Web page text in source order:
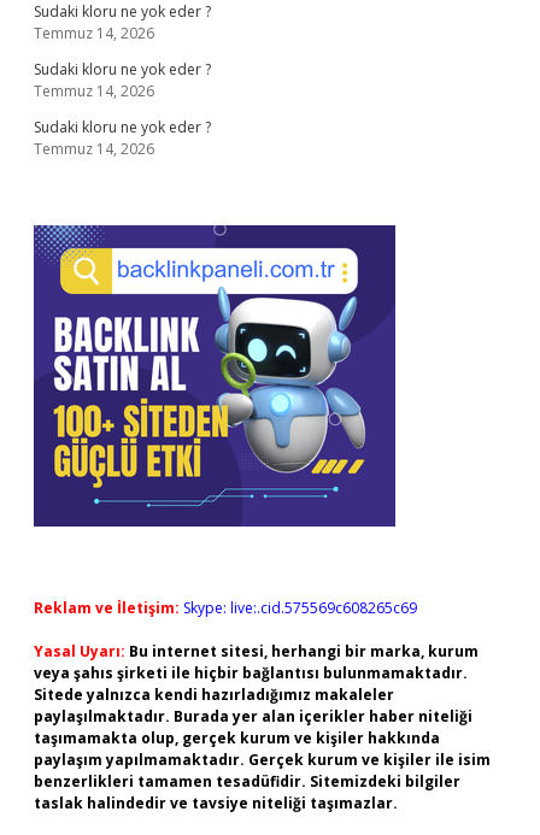
Sudaki kloru ne yok eder ?
Temmuz 14, 2026
Sudaki kloru ne yok eder ?
Temmuz 14, 2026
Sudaki kloru ne yok eder ?
Temmuz 14, 2026
Reklam ve İletişim: Skype: live:.cid.575569c608265c69
Yasal Uyarı: Bu internet sitesi, herhangi bir marka, kurum
veya şahıs şirketi ile hiçbir bağlantısı bulunmamaktadır.
Sitede yalnızca kendi hazırladığımız makaleler
paylaşılmaktadır. Burada yer alan içerikler haber niteliği
taşımamakta olup, gerçek kurum ve kişiler hakkında
paylaşım yapılmamaktadır. Gerçek kurum ve kişiler ile isim
benzerlikleri tamamen tesadüfidir. Sitemizdeki bilgiler
taslak halindedir ve tavsiye niteliği taşımazlar.